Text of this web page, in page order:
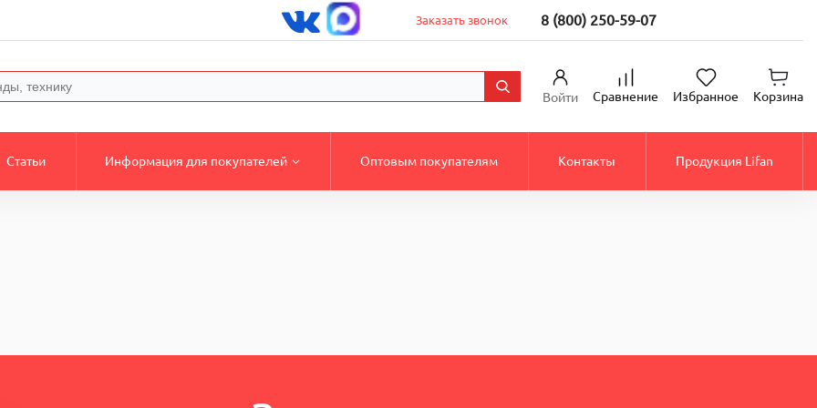
Заказать звонок 8 (800) 250-59-07
Войти Сравнение Избранное Корзина
Статьи Информация для покупателей Оптовым покупателям Контакты Продукция Lifan